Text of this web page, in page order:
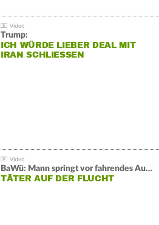
Trump:
ICH WÜRDE LIEBER DEAL MIT
IRAN SCHLIESSEN
BaWü: Mann springt vor fahrendes Auto und schießt
TÄTER AUF DER FLUCHT